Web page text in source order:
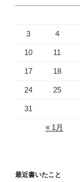
3 4
10 11
17 18
24 25
31
« 1月
最近書いたこと